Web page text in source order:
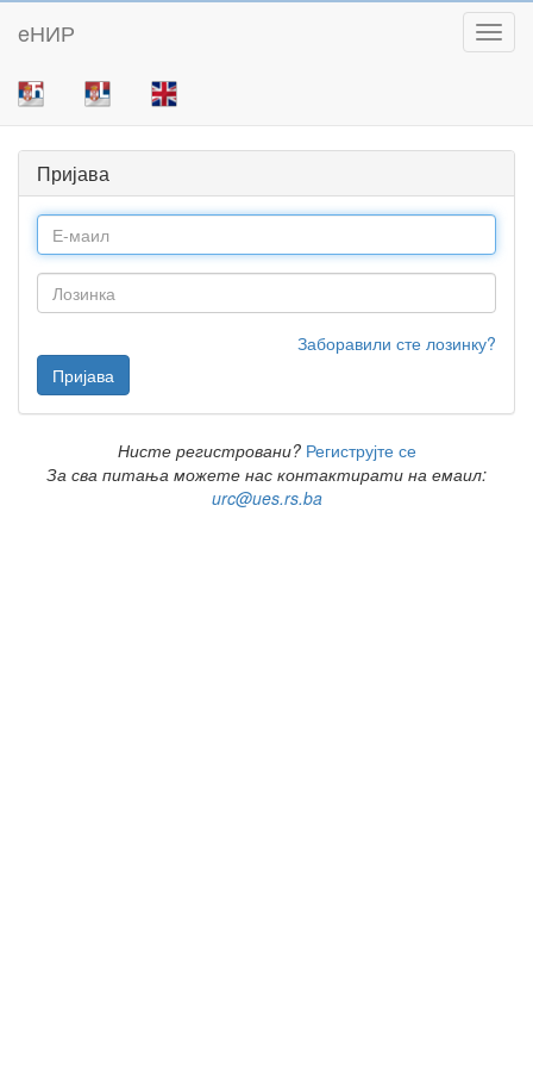
eНИР
Пријава
Заборавили сте лозинку?
Нисте регистровани? Региструјте се
За сва питања можете нас контактирати на емаил:
urc@ues.rs.ba